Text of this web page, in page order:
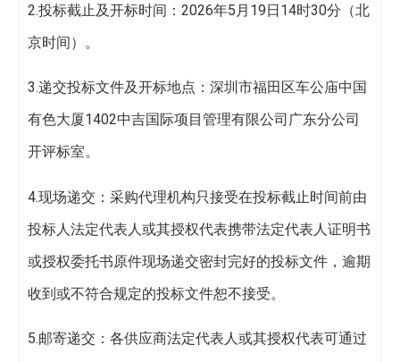
2.投标截止及开标时间：2026年5月19日14时30分（北
京时间）。
3.递交投标文件及开标地点：深圳市福田区车公庙中国
有色大厦1402中吉国际项目管理有限公司广东分公司
开评标室。
4.现场递交：采购代理机构只接受在投标截止时间前由
投标人法定代表人或其授权代表携带法定代表人证明书
或授权委托书原件现场递交密封完好的投标文件，逾期
收到或不符合规定的投标文件恕不接受。
5.邮寄递交：各供应商法定代表人或其授权代表可通过